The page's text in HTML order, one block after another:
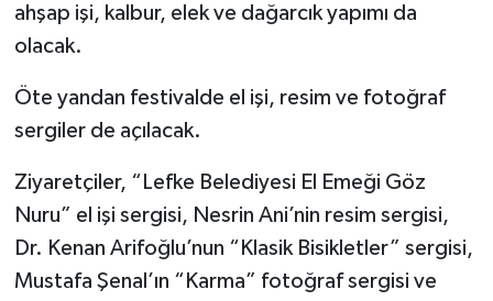
ahşap işi, kalbur, elek ve dağarcık yapımı da
olacak.
Öte yandan festivalde el işi, resim ve fotoğraf
sergiler de açılacak.
Ziyaretçiler, “Lefke Belediyesi El Emeği Göz
Nuru” el işi sergisi, Nesrin Ani’nin resim sergisi,
Dr. Kenan Arifoğlu’nun “Klasik Bisikletler” sergisi,
Mustafa Şenal’ın “Karma” fotoğraf sergisi ve